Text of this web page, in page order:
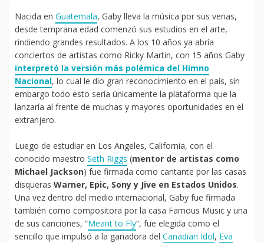
Nacida en Guatemala, Gaby lleva la música por sus venas,
desde temprana edad comenzó sus estudios en el arte,
rindiendo grandes resultados. A los 10 años ya abría
conciertos de artistas como Ricky Martin, con 15 años Gaby
interpretó la versión más polémica del Himno
Nacional, lo cual le dio gran reconocimiento en el país, sin
embargo todo esto sería únicamente la plataforma que la
lanzaría al frente de muchas y mayores oportunidades en el
extranjero.
Luego de estudiar en Los Angeles, California, con el
conocido maestro Seth Riggs (mentor de artistas como
Michael Jackson) fue firmada como cantante por las casas
disqueras Warner, Epic, Sony y Jive en Estados Unidos.
Una vez dentro del medio internacional, Gaby fue firmada
también como compositora por la casa Famous Music y una
de sus canciones, “Meant to Fly“, fue elegida como el
sencillo que impulsó a la ganadora del Canadian Idol, Eva